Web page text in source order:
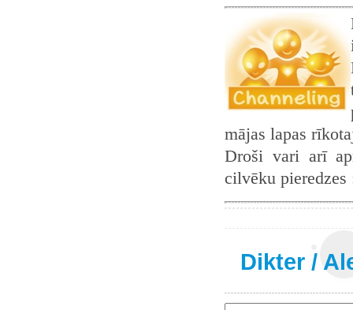
mājas lapas
Droši vari arī
cilvēku
Dikter /